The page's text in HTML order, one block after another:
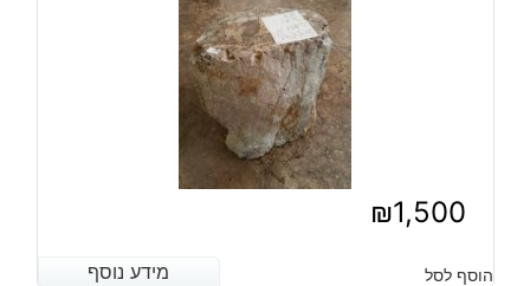
₪1,500
מידע נוסף הוסף לסל מידע נוסף